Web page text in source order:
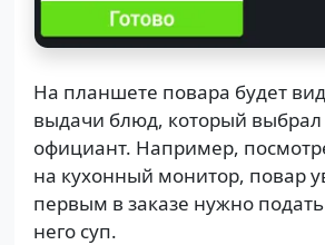
На планшете повара будет
выдачи блюд, который
официант. Например,
на кухонный монитор, повар
первым в заказе нужно подать
него суп.